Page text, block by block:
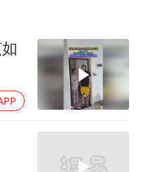
已秘密设立古巴工作组
曝韩足协曾为外籍裁判安排性招待
局 实干挑大梁